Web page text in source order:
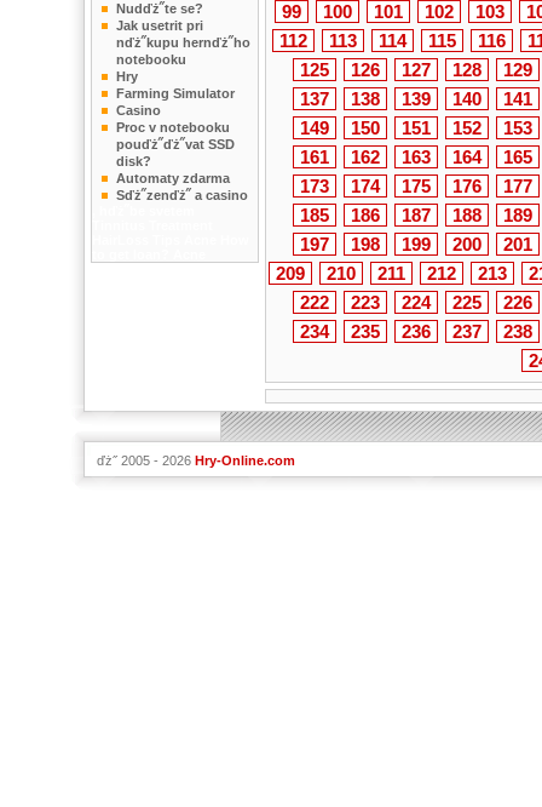
Nudďż˝te se?
Jak usetrit pri
nďż˝kupu hernďż˝ho
notebooku
Hry
Farming Simulator
Casino
Proc v notebooku
pouďż˝ďż˝vat SSD
disk?
Automaty zdarma
Sďż˝zenďż˝ a casino
99
100 101 102 103
112
113 114 115 116
125
126 127 128
129
137
138 139 140
141
149
150 151 152
153
161
162 163 164
165
173
174 175 176
177
185
186 187 188
189
197
198 199 200
201
209
210 211 212 213
222
223 224 225
226
234
235 236 237
238
ďż˝ 2005 - 2026 Hry-Online.com